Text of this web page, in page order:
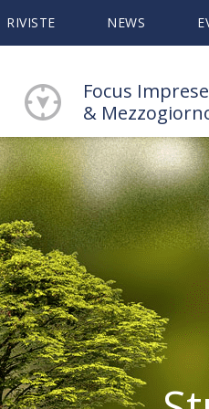
RIVISTE NEWS
Focus Imprese
&